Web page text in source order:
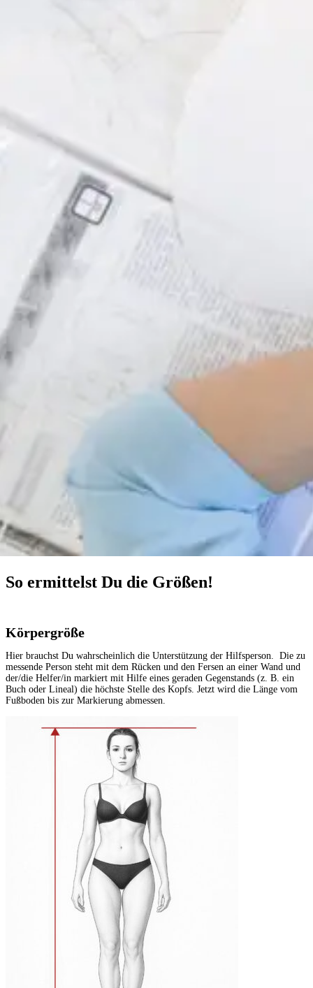
So ermittelst Du die Größen!
Körpergröße
Hier brauchst Du wahrscheinlich die Unterstützung der Hilfsperson. Die zu
messende Person steht mit dem Rücken und den Fersen an einer Wand und
der/die Helfer/in markiert mit Hilfe eines geraden Gegenstands (z. B. ein
Buch oder Lineal) die höchste Stelle des Kopfs. Jetzt wird die Länge vom
Fußboden bis zur Markierung abmessen.